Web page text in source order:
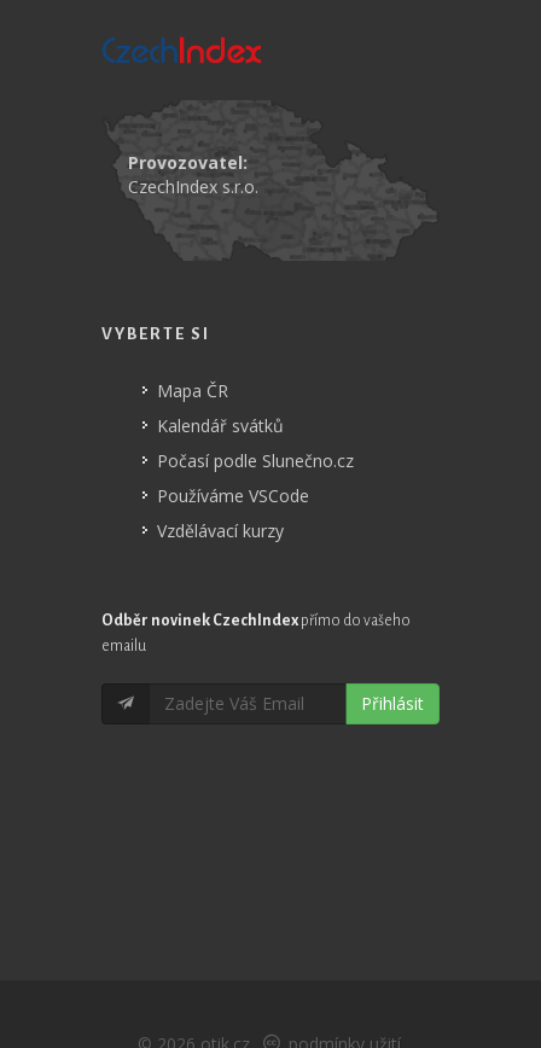
Provozovatel:
CzechIndex s.r.o.
VYBERTE SI
Mapa ČR
Kalendář svátků
Počasí podle Slunečno.cz
Používáme VSCode
Vzdělávací kurzy
Odběr novinek CzechIndex přímo do vašeho
emailu
Přihlásit
© 2026 otik.cz podmínky užití